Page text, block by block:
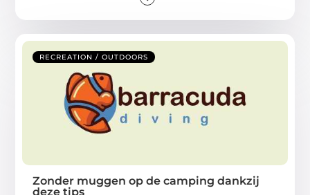
RECREATION / OUTDOORS
Zonder muggen op de camping dankzij
deze tips